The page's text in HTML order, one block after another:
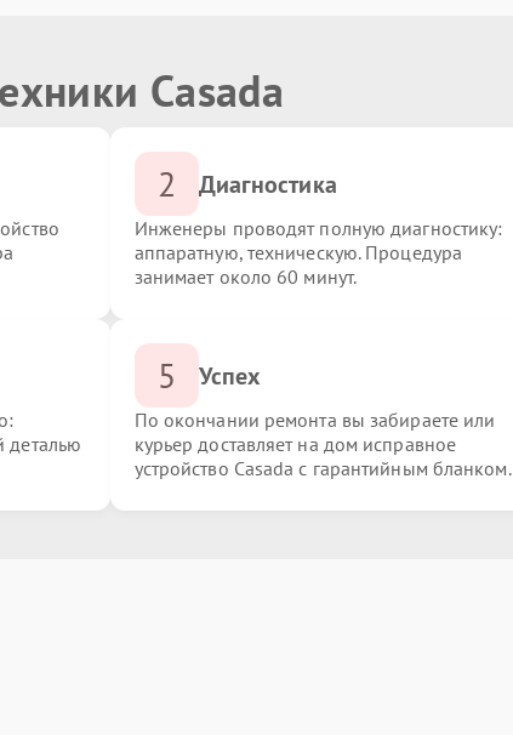
Casada
2 Диагностика
Инженеры проводят полную диагностику:
аппаратную, техническую. Процедура
занимает около 60 минут.
деталью
5 Успех
По окончании ремонта вы забираете или
курьер доставляет на дом исправное
устройство Casada с гарантийным бланком.